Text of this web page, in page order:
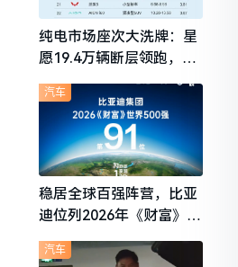
纯电市场座次大洗牌：星
愿19.4万辆断层领跑，理
想i6成最强黑马
稳居全球百强阵营，比亚
迪位列2026年《财富》世
汽车
汽车